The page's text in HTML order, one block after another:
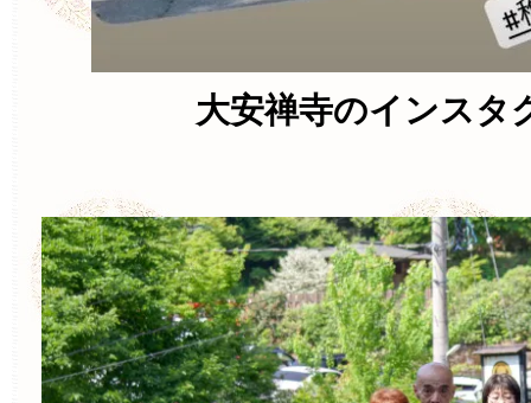
大安禅寺のインスタ